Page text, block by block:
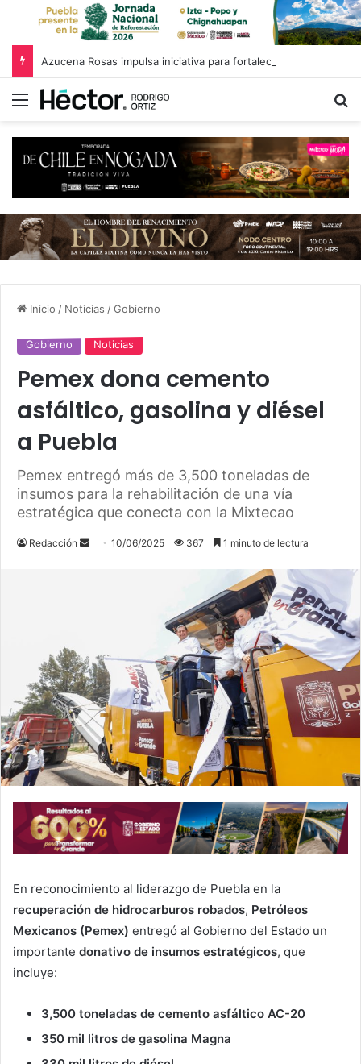
Menú
Inicio / Noticias /Gobierno
Gobierno Noticias
Pemex dona cemento
asfáltico, gasolina y diésel
a Puebla
Pemex entregó más de 3,500 toneladas de
insumos para la rehabilitación de una vía
estratégica que conecta con la Mixtecao
Redacción
Send10/06/2025 367 1 minuto de lectura
En reconocimiento al liderazgo de Puebla en la
recuperación de hidrocarburos robados, Petróleos
Mexicanos (Pemex) entregó al Gobierno del Estado un
importante donativo de insumos estratégicos, que
incluye:
3,500 toneladas de cemento asfáltico AC-20
350 mil litros de gasolina Magna